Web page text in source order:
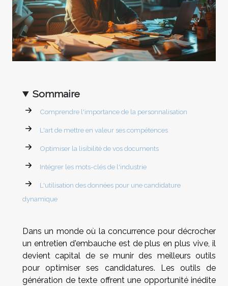
Sommaire
Comprendre l'importance de la personnalisation
L'art de mettre en valeur ses compétences
Optimiser la lisibilité de vos documents
Intégrer les mots-clés de l'industrie
L'utilisation des données pour une candidature
dynamique
Dans un monde où la concurrence pour décrocher
un entretien d'embauche est de plus en plus vive, il
devient capital de se munir des meilleurs outils
pour optimiser ses candidatures. Les outils de
génération de texte offrent une opportunité inédite